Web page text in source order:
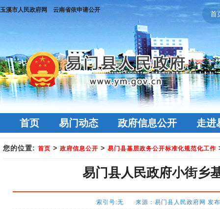
首
玉溪市人民政府网 云南省依申请公开
首页 易门动态 政府信息公开 走进
您的位置: 首页 > 政府信息公开 > 易门县基层政务公开标准化规范化工作
易门县人民政府小街乡
索引号:无 来源：易门县人民政府网